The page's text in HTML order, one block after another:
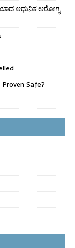
ಆಧುನಿಕ ಆರೋಗ್ಯ
Safe?